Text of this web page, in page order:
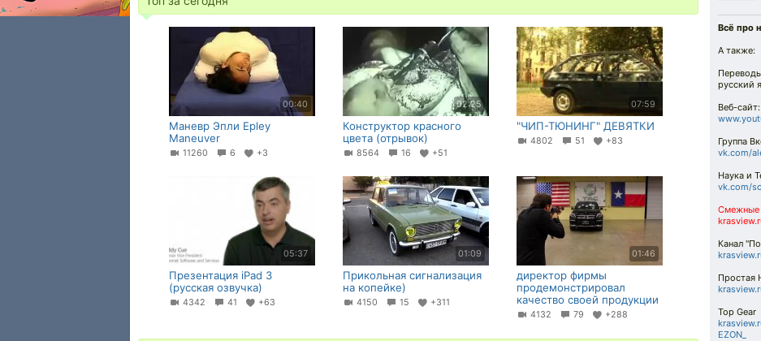
00:40
Маневр Эпли Epley
Maneuver
11260 6 +3
02:25
Конструктор красного
цвета (отрывок)
8564 16 +51
07:59
"ЧИП-ТЮНИНГ" ДЕВЯТКИ
4802 51 +83
05:37
Презентация iPad 3
(русская озвучка)
4342 41 +63
01:09
Прикольная сигнализация
на копейке)
4150 15 +311
01:46
директор фирмы
продемонстрировал
качество своей продукции
4132 79 +288
Всё про
А также:
русский
Веб-сайт:
Группа
vk.com/
Наука и
vk.com/
Смежные
Канал
Простая
Top Gear
EZON_